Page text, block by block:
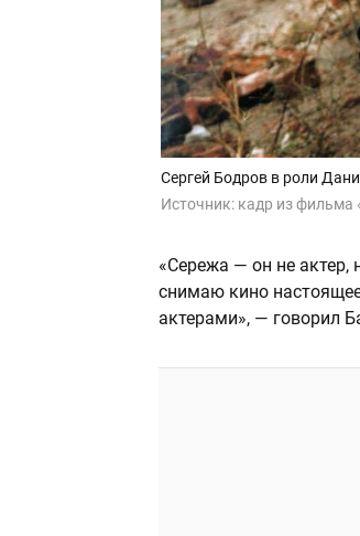
Сергей Бодров в роли
Источник: кадр из фильма
«Сережа — он не актер,
снимаю кино
актерами», — говорил